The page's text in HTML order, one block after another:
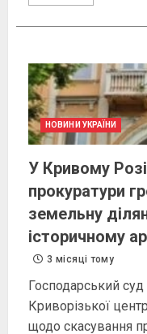
НОВИНИ УКРАЇНИ
У Кривому
прокуратури
земельну
історичному
3 місяці тому
Господарський
Криворізької
щодо скасування